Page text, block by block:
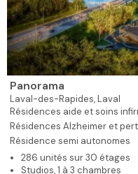
Panorama
Laval-des-Rapides,Laval
Résidences aide et soins
Résidences Alzheimer et
Résidence semi autonomes
286 unités sur 30 étages
Studios, 1 à 3 chambres